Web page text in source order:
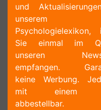
und
unserem
Psychologielexikon,
Sie einmal im
unseren
empfangen.
keine Werbung.
mit einem
abbestellbar.